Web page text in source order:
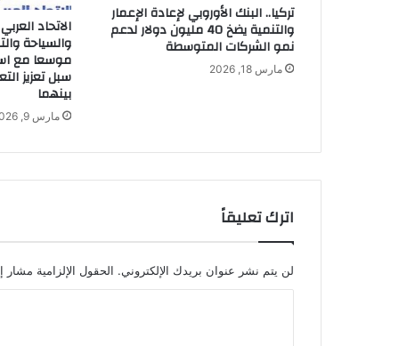
تركيا.. البنك الأوروبي لإعادة الإعمار
والتنمية يضخ 40 مليون دولار لدعم
نمو الشركات المتوسطة
مارس 18, 2026
الاتحاد
والسياحة
موسعا مع
سبل تعزيز
بينهما
مارس 9, 2026
اترك تعليقاً
لن يتم نشر عنوان بريدك الإلكتروني. الحقول الإلزامية مشار